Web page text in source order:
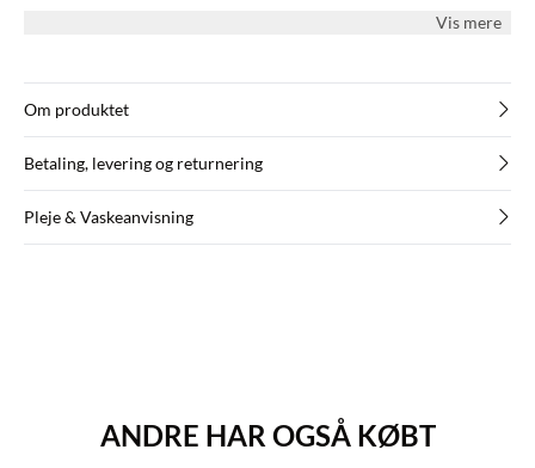
trøje til de køligere aftener eller som dekorativ jakke over din top.
Vis mere
Om produktet
Betaling, levering og returnering
Pleje & Vaskeanvisning
ANDRE HAR OGSÅ KØBT